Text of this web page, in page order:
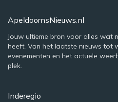
ApeldoornsNieuws.nl
Jouw ultieme bron voor alles wat
heeft. Van het laatste nieuws tot
evenementen en het actuele
plek.
Inderegio